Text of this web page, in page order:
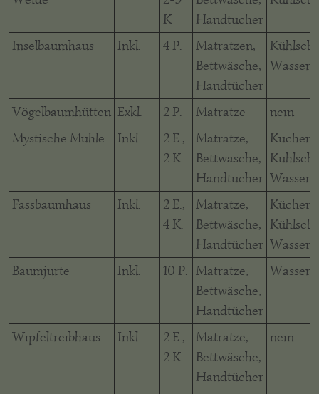
K
Handtücher
Inselbaumhaus Inkl. 4 P.
Matratzen,
Bettwäsche,
Handtücher
Vögelbaumhütten Exkl. 2 P. Matratze
nein
Mystische Mühle
Inkl.
2 E.,
2 K.
Matratze,
Bettwäsche,
Handtücher
Fassbaumhaus
Inkl.
2 E.,
4 K.
Matratze,
Bettwäsche,
Handtücher
Baumjurte
Inkl. 10 P. Matratze,
Bettwäsche,
Handtücher
Wipfeltreibhaus Inkl.
2 E.,
2 K.
Matratze,
Bettwäsche,
Handtücher
nein